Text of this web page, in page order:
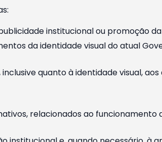
institucional ou promoção
da identidade visual do atual
quanto à identidade visual,
relacionados ao funcionamento